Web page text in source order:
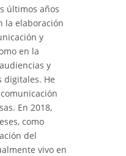
últimos años
la elaboración
y
en la
y
digitales. He
En 2018,
como
del
vivo en